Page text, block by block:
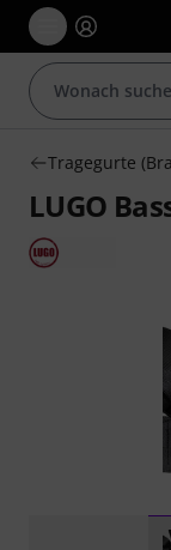
Tragegurte
LUGO